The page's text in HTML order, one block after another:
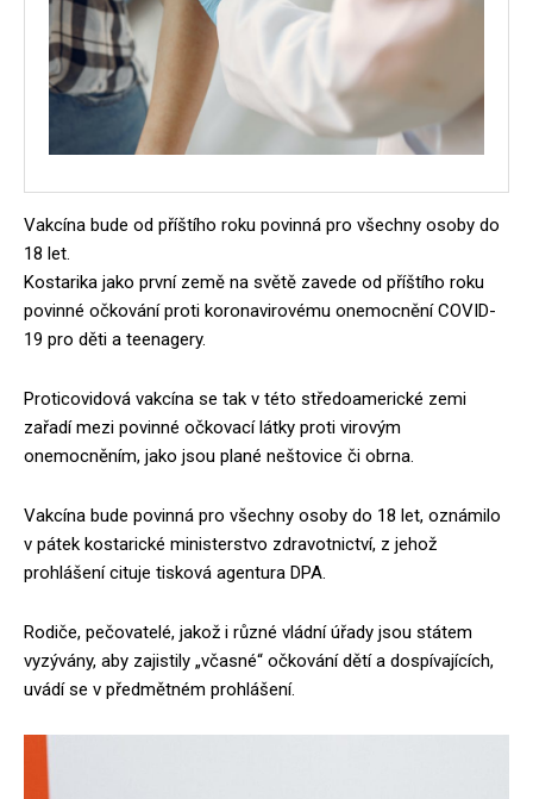
Vakcína bude od příštího roku povinná pro všechny osoby do
18 let.
Kostarika jako první země na světě zavede od příštího roku
povinné očkování proti koronavirovému onemocnění COVID-
19 pro děti a teenagery.
Proticovidová vakcína se tak v této středoamerické zemi
zařadí mezi povinné očkovací látky proti virovým
onemocněním, jako jsou plané neštovice či obrna.
Vakcína bude povinná pro všechny osoby do 18 let, oznámilo
v pátek kostarické ministerstvo zdravotnictví, z jehož
prohlášení cituje tisková agentura DPA.
Rodiče, pečovatelé, jakož i různé vládní úřady jsou státem
vyzývány, aby zajistily „včasné“ očkování dětí a dospívajících,
uvádí se v předmětném prohlášení.